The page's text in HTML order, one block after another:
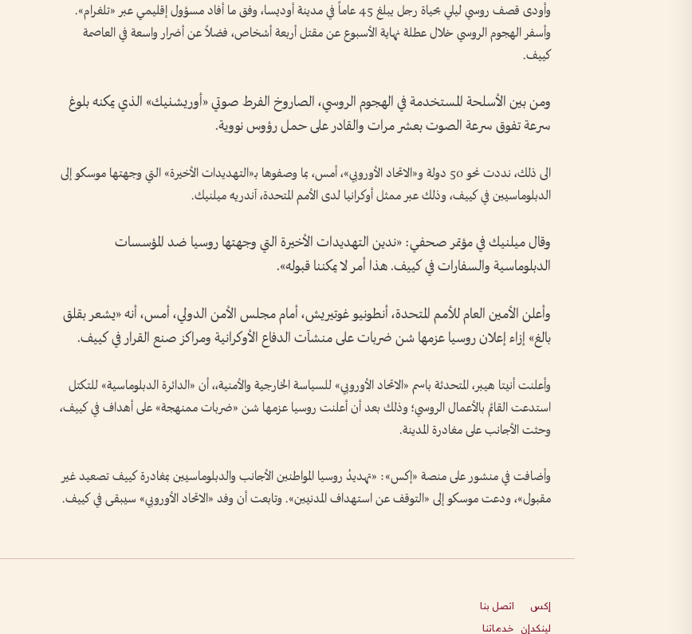
وأودى قصف روسي ليلي بحياة رجل يبلغ 45 عاماً في مدينة أوديسا، وفق ما أفاد مسؤول إقليمي عبر «تلغرام».
وأسفر الهجوم الروسي خلال عطلة نهاية الأسبوع عن مقتل أربعة أشخاص، فضلاً عن أضرار واسعة في العاصمة
كييف.
ومن بين الأسلحة المستخدمة في الهجوم الروسي، الصاروخ الفرط صوتي «أوريشنيك» الذي يمكنه بلوغ
سرعة تفوق سرعة الصوت بعشر مرات والقادر على حمل رؤوس نووية.
الى ذلك، نددت نحو 50 دولة و«الاتحاد الأوروبي»، أمس، بما وصفوها بـ«التهديدات الأخيرة» التي وجهتها موسكو إلى
الدبلوماسيين في كييف، وذلك عبر ممثل أوكرانيا لدى الأمم المتحدة، آندريه ميلنيك.
وقال ميلنيك في مؤتمر صحفي: «ندين التهديدات الأخيرة التي وجهتها روسيا ضد المؤسسات
الدبلوماسية والسفارات في كييف. هذا أمر لا يمكننا قبوله».
وأعلن الأمين العام للأمم ​المتحدة، أنطونيو غوتيريش، أمام ‌مجلس ‌الأمن ​الدولي، أمس، أنه «يشعر بقلق
بالغ» إزاء إعلان ‌روسيا ‌عزمها ​شن ‌ضربات على ⁠منشآت ​الدفاع الأوكرانية ⁠ومراكز صنع القرار في كييف.
وأعلنت أنيتا ​هيبر، المتحدثة باسم «الاتحاد الأوروبي» للسياسة الخارجية والأمنية،، أن «الدائرة ‌الدبلوماسية» للتكتل
‌استدعت ​القائم ‌بالأعمال ⁠الروسي؛ ​وذلك بعد أن ⁠أعلنت روسيا عزمها شن «ضربات ممنهجة» على أهداف في ⁠كييف،
وحثت الأجانب ‌على ‌مغادرة ​المدينة.
وأضافت ‌في منشور ‌على منصة «إكس»: «تهديدُ روسيا المواطنين الأجانب والدبلوماسيين بمغادرة ‌كييف تصعيد غير
مقبول»، ⁠ودعت ⁠موسكو إلى «التوقف عن استهداف المدنيين». وتابعت أن وفد «الاتحاد الأوروبي» سيبقى في كييف.
إكس
لينكدإن
اتصل بنا
خدماتنا